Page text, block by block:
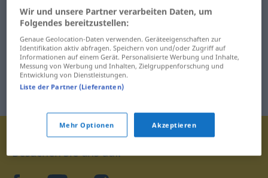
Besuchen Sie uns auf:
Wir und unsere Partner verarbeiten Daten, um
Folgendes bereitzustellen:
Genaue Geolocation-Daten verwenden. Geräteeigenschaften zur
Identifikation aktiv abfragen. Speichern von und/oder Zugriff auf
Informationen auf einem Gerät. Personalisierte Werbung und Inhalte,
Messung von Werbung und Inhalten, Zielgruppenforschung und
Entwicklung von Dienstleistungen.
Liste der Partner (Lieferanten)
Mehr Optionen Akzeptieren